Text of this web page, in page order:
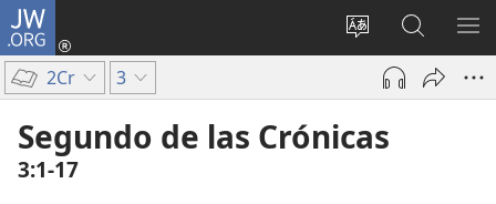
JW.ORG
Cambiar
idioma
del sitio
Iniciar
sesión
nueva
ventana)
en
jw.org
2Cr 3
Segundo de las Crónicas
3:1-17